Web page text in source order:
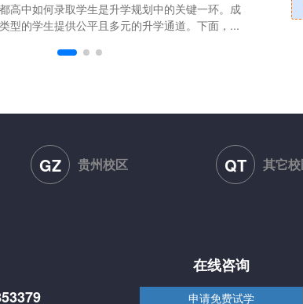
高中如何录取学生是升学规划中的关键一环。成
型的学生提供公平且多元的升学通道。下面，...
GZ 贵州校区 QT 其它
在线咨询
申请免费试学